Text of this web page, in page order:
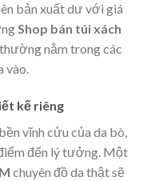
bản xuất dư với giá
Shop bán túi xách
nằm trong các
vào.
kế riêng
vĩnh cửu của da bò,
đến lý tưởng. Một
chuyên đồ da thật sẽ